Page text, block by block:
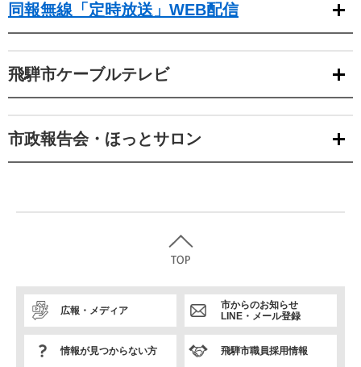
同報無線「定時放送」WEB配信
飛騨市ケーブルテレビ
市政報告会・ほっとサロン
広報・メディア
市からのお知らせ
LINE・メール登録
情報が見つからない方 飛騨市職員採用情報